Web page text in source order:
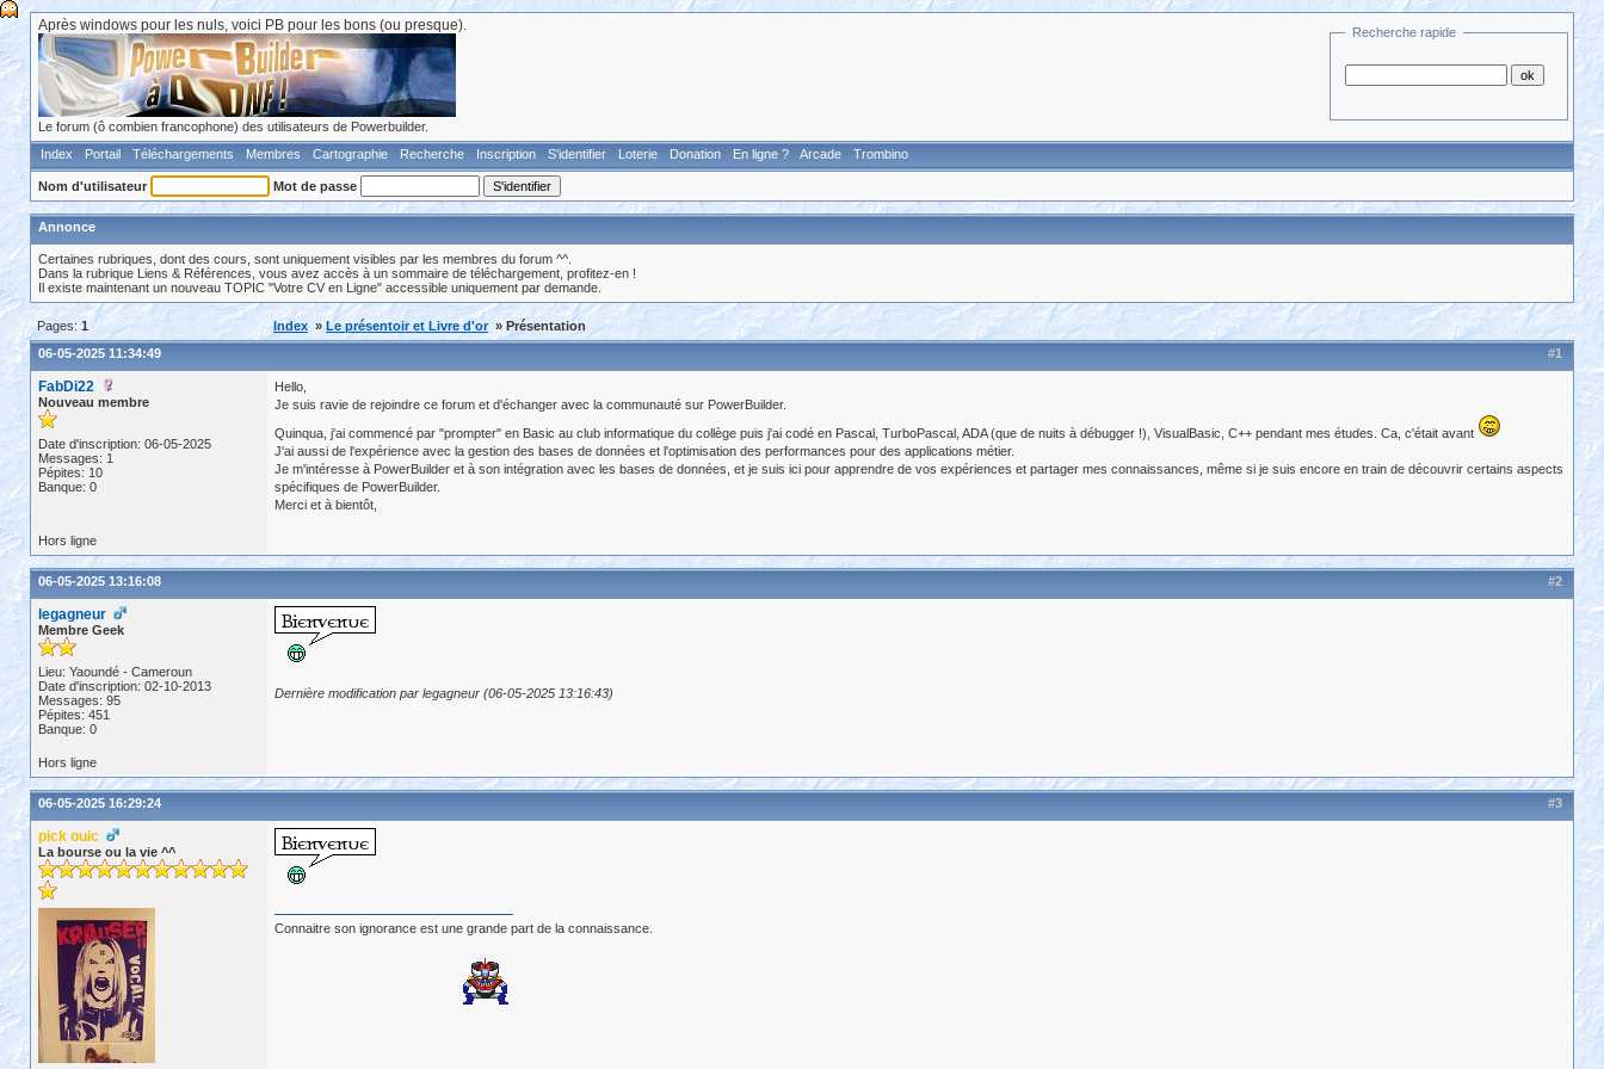
Après windows pour les nuls, voici PB pour les bons (ou presque).
Le forum (ô combien francophone) des utilisateurs de Powerbuilder.
Recherche rapide
Index Portail Téléchargements Membres Cartographie Recherche Inscription S'identifier Loterie Donation En ligne ? Arcade Trombino
Nom d'utilisateur Mot de passe
Annonce
Certaines rubriques, dont des cours, sont uniquement visibles par les membres du forum ^^.
Dans la rubrique Liens & Références, vous avez accès à un sommaire de téléchargement, profitez-en !
Il existe maintenant un nouveau TOPIC "Votre CV en Ligne" accessible uniquement par demande.
Pages: 1 Index » Le présentoir et Livre d'or » Présentation
#1
06-05-2025 11:34:49
FabDi22
Nouveau membre
Date d'inscription: 06-05-2025
Messages: 1
Pépites: 10
Banque: 0
Hello,
Je suis ravie de rejoindre ce forum et d'échanger avec la communauté sur PowerBuilder.
Quinqua, j'ai commencé par "prompter" en Basic au club informatique du collège puis j'ai codé en Pascal, TurboPascal, ADA (que de nuits à débugger !), VisualBasic, C++ pendant mes études. Ca, c'était avant
J'ai aussi de l'expérience avec la gestion des bases de données et l'optimisation des performances pour des applications métier.
Je m'intéresse à PowerBuilder et à son intégration avec les bases de données, et je suis ici pour apprendre de vos expériences et partager mes connaissances, même si je suis encore en train de découvrir certains aspects
spécifiques de PowerBuilder.
Merci et à bientôt,
Hors ligne
#2
06-05-2025 13:16:08
legagneur
Membre Geek
Lieu: Yaoundé - Cameroun
Date d'inscription: 02-10-2013
Messages: 95
Pépites: 451
Banque: 0
Dernière modification par legagneur (06-05-2025 13:16:43)
Hors ligne
#3
06-05-2025 16:29:24
pick ouic
La bourse ou la vie ^^
Connaitre son ignorance est une grande part de la connaissance.